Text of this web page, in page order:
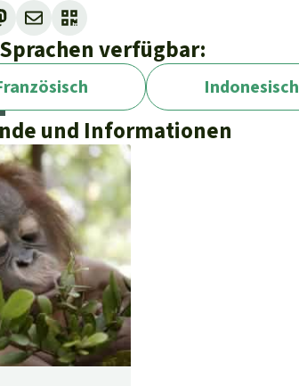
verfügbar:
Indonesisch
und Informationen